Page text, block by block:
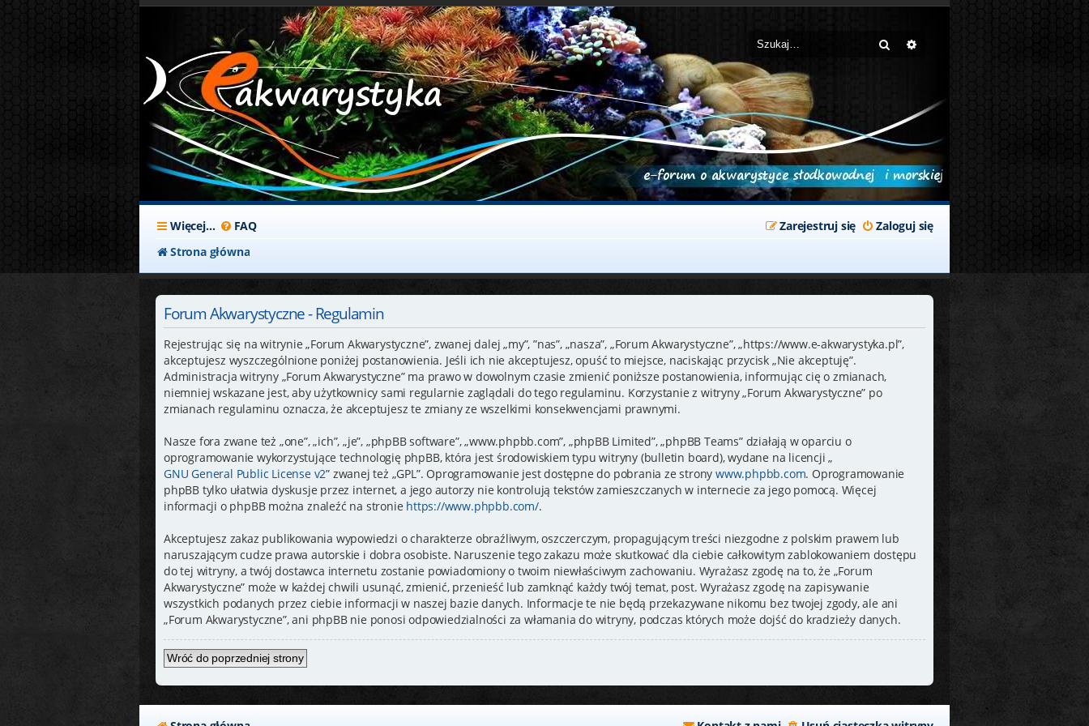
Szukaj
Więcej… FAQ Zaloguj się
Zarejestruj się
Strona główna
Forum Akwarystyczne - Regulamin
Rejestrując się na witrynie „Forum Akwarystyczne”, zwanej dalej „my”, ”nas”, „nasza”, „Forum Akwarystyczne”, „https://www.e-akwarystyka.pl”,
akceptujesz wyszczególnione poniżej postanowienia. Jeśli ich nie akceptujesz, opuść to miejsce, naciskając przycisk „Nie akceptuję”.
Administracja witryny „Forum Akwarystyczne” ma prawo w dowolnym czasie zmienić poniższe postanowienia, informując cię o zmianach,
niemniej wskazane jest, aby użytkownicy sami regularnie zaglądali do tego regulaminu. Korzystanie z witryny „Forum Akwarystyczne” po
zmianach regulaminu oznacza, że akceptujesz te zmiany ze wszelkimi konsekwencjami prawnymi.
Nasze fora zwane też „one”, „ich”, „je”, „phpBB software”, „www.phpbb.com”, „phpBB Limited”, „phpBB Teams” działają w oparciu o
oprogramowanie wykorzystujące technologię phpBB, która jest środowiskiem typu witryny (bulletin board), wydane na licencji „
GNU General Public License v2” zwanej też „GPL”. Oprogramowanie jest dostępne do pobrania ze stronywww.phpbb.com. Oprogramowanie
phpBB tylko ułatwia dyskusje przez internet, a jego autorzy nie kontrolują tekstów zamieszczanych w internecie za jego pomocą. Więcej
informacji o phpBB można znaleźć na stronie https://www.phpbb.com/.
Akceptujesz zakaz publikowania wypowiedzi o charakterze obraźliwym, oszczerczym, propagującym treści niezgodne z polskim prawem lub
naruszającym cudze prawa autorskie i dobra osobiste. Naruszenie tego zakazu może skutkować dla ciebie całkowitym zablokowaniem dostępu
do tej witryny, a twój dostawca internetu zostanie powiadomiony o twoim niewłaściwym zachowaniu. Wyrażasz zgodę na to, że „Forum
Akwarystyczne” może w każdej chwili usunąć, zmienić, przenieść lub zamknąć każdy twój temat, post. Wyrażasz zgodę na zapisywanie
wszystkich podanych przez ciebie informacji w naszej bazie danych. Informacje te nie będą przekazywane nikomu bez twojej zgody, ale ani
„Forum Akwarystyczne”, ani phpBB nie ponosi odpowiedzialności za włamania do witryny, podczas których może dojść do kradzieży danych.
Wróć do poprzedniej strony